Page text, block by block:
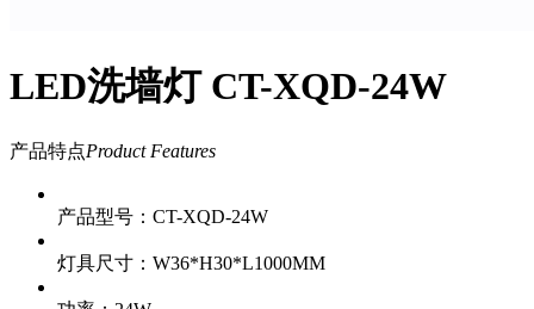
LED洗墙灯 CT-XQD-24W
产品特点Product Features
产品型号：CT-XQD-24W
灯具尺寸：W36*H30*L1000MM